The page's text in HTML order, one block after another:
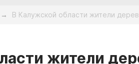
→ В Калужской области жители
жители